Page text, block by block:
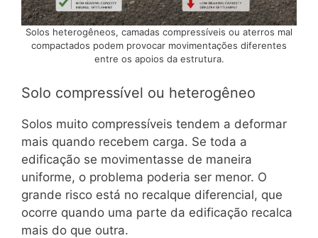
Solos heterogêneos, camadas compressíveis ou aterros mal
compactados podem provocar movimentações diferentes
entre os apoios da estrutura.
Solo compressível ou heterogêneo
Solos muito compressíveis tendem a deformar
mais quando recebem carga. Se toda a
edificação se movimentasse de maneira
uniforme, o problema poderia ser menor. O
grande risco está no recalque diferencial, que
ocorre quando uma parte da edificação recalca
mais do que outra.